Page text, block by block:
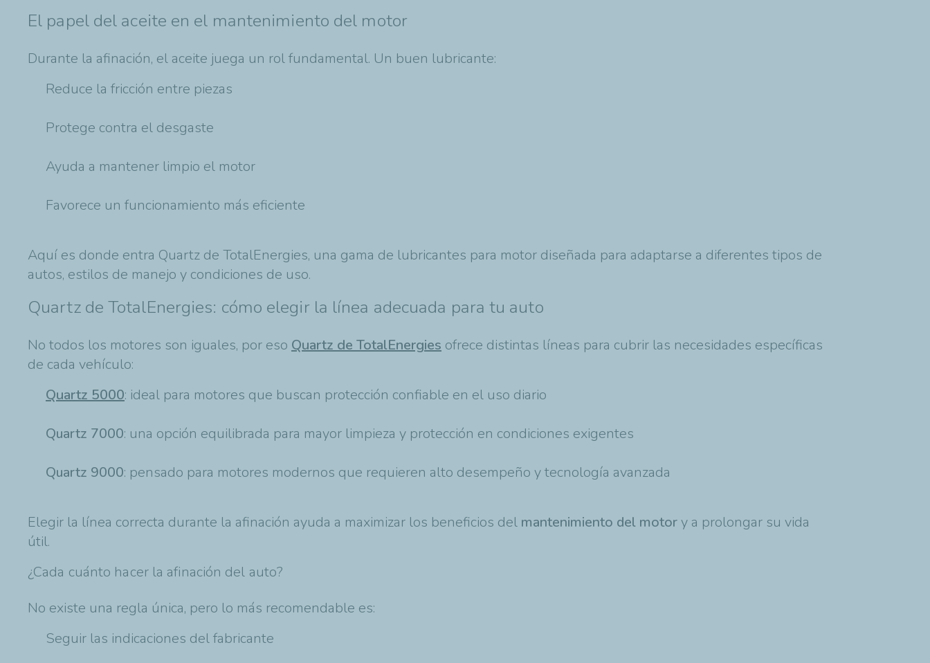
El papel del aceite en el mantenimiento del motor
Durante la afinación, el aceite juega un rol fundamental. Un buen lubricante:
Reduce la fricción entre piezas
Protege contra el desgaste
Ayuda a mantener limpio el motor
Favorece un funcionamiento más eficiente
Aquí es donde entra Quartz de TotalEnergies, una gama de lubricantes para motor diseñada para adaptarse a diferentes tipos de
autos, estilos de manejo y condiciones de uso.
Quartz de TotalEnergies: cómo elegir la línea adecuada para tu auto
No todos los motores son iguales, por eso Quartz de TotalEnergies ofrece distintas líneas para cubrir las necesidades específicas
de cada vehículo:
Quartz 5000: ideal para motores que buscan protección confiable en el uso diario
Quartz 7000: una opción equilibrada para mayor limpieza y protección en condiciones exigentes
Quartz 9000: pensado para motores modernos que requieren alto desempeño y tecnología avanzada
Elegir la línea correcta durante la afinación ayuda a maximizar los beneficios del mantenimiento del motory a prolongar su vida
útil.
¿Cada cuánto hacer la afinación del auto?
No existe una regla única, pero lo más recomendable es:
Seguir las indicaciones del fabricante